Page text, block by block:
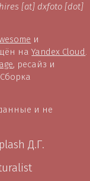
hires [at] dxfoto [dot]
и
наYandex Cloud
, ресайз и
. Сборка
и не
Д.Г.